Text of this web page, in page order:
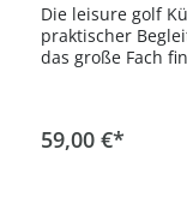
Die leisure golf
praktischer
das große Fach
Schubfach in
59,00 €*